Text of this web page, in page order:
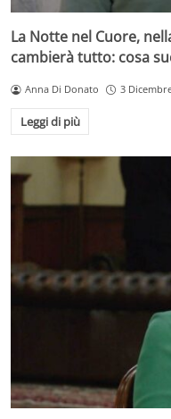
La Notte nel Cuore,
cambierà tutto: cosa
Anna Di Donato 3
Leggi di più